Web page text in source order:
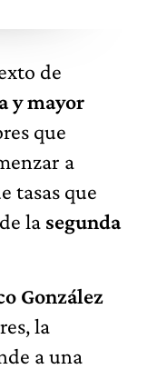
de
y mayor
que
a
tasas que
la segunda
González
la
a una